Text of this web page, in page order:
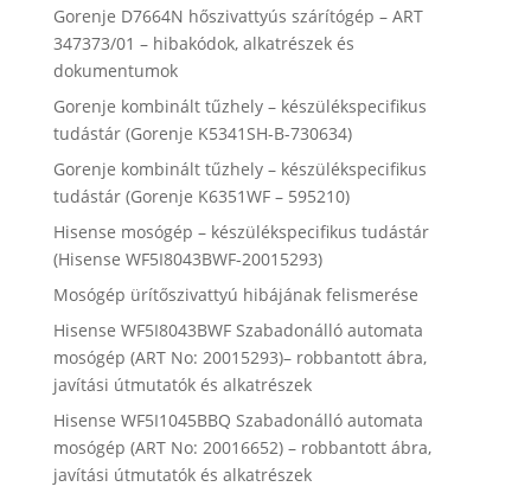
Gorenje D7664N hőszivattyús szárítógép – ART
347373/01 – hibakódok, alkatrészek és
dokumentumok
Gorenje kombinált tűzhely – készülékspecifikus
tudástár (Gorenje K5341SH-B-730634)
Gorenje kombinált tűzhely – készülékspecifikus
tudástár (Gorenje K6351WF – 595210)
Hisense mosógép – készülékspecifikus tudástár
(Hisense WF5I8043BWF-20015293)
Mosógép ürítőszivattyú hibájának felismerése
Hisense WF5I8043BWF Szabadonálló automata
mosógép (ART No: 20015293)– robbantott ábra,
javítási útmutatók és alkatrészek
Hisense WF5I1045BBQ Szabadonálló automata
mosógép (ART No: 20016652) – robbantott ábra,
javítási útmutatók és alkatrészek